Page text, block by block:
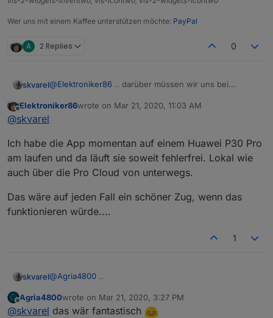
Wer uns mit einem Kaffee unterstützen möchte: PayPal
A 2 Replies 0
skvarel@Elektroniker86 .. darüber müssen wir uns bei
was man dafür überhaupt machen muss.
Ich war der Meinung, ein Eintrag in der 'stable' Liste
testen :(
Offline
Elektroniker86wrote on Mar 21, 2020, 11:03 AM
last edited by
@skvarel
Ich habe die App momentan auf einem Huawei P30 Pro
am laufen und da läuft sie soweit fehlerfrei. Lokal wie
auch über die Pro Cloud von unterwegs.
Das wäre auf jeden Fall ein schöner Zug, wenn das
funktionieren würde....
1
skvarel@Agria4800 ..
Wir schauen mal, ob wir da was machen können ;)
Offline
Agria4800wrote on Mar 21, 2020, 3:27 PM
last edited by
@skvarel das wär fantastisch